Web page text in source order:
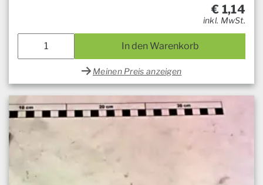
€ 1,14
inkl. MwSt.
In den Warenkorb
Meinen Preis anzeigen